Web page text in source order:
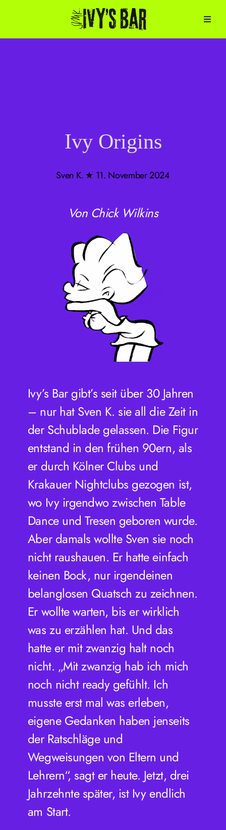
Ivy Origins
Sven K. ★ 11. November 2024
Von Chick Wilkins
Ivy’s Bar gibt’s seit über 30 Jahren
– nur hat Sven K. sie all die Zeit in
der Schublade gelassen. Die Figur
entstand in den frühen 90ern, als
er durch Kölner Clubs und
Krakauer Nightclubs gezogen ist,
wo Ivy irgendwo zwischen Table
Dance und Tresen geboren wurde.
Aber damals wollte Sven sie noch
nicht raushauen. Er hatte einfach
keinen Bock, nur irgendeinen
belanglosen Quatsch zu zeichnen.
Er wollte warten, bis er wirklich
was zu erzählen hat. Und das
hatte er mit zwanzig halt noch
nicht. „Mit zwanzig hab ich mich
noch nicht ready gefühlt. Ich
musste erst mal was erleben,
eigene Gedanken haben jenseits
der Ratschläge und
Wegweisungen von Eltern und
Lehrern“, sagt er heute. Jetzt, drei
Jahrzehnte später, ist Ivy endlich
am Start.